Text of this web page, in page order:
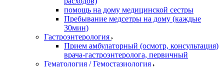
помощь на дому медицинской сестры
Пребывание медсетры на дому (каждые
30мин)
Гастроэнтерология
Прием амбулаторный (осмотр, консультация)
врача-гастроэнтеролога, первичный
Гематология / Гемостазиология